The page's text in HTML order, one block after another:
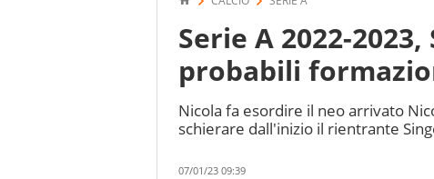
Serie A 2022-
probabili
Nicola fa esordire il neo arrivato
schierare dall'inizio il rientrante
07/01/23 09:39